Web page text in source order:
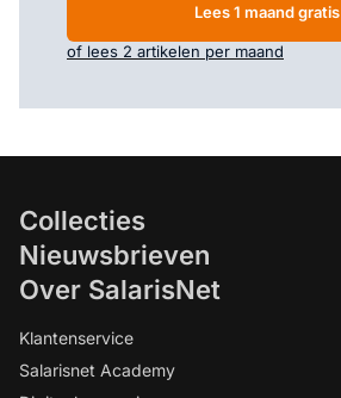
Lees 1 maand gratis
of lees 2 artikelen per maand
Collecties
Nieuwsbrieven
Over SalarisNet
Klantenservice
Salarisnet Academy